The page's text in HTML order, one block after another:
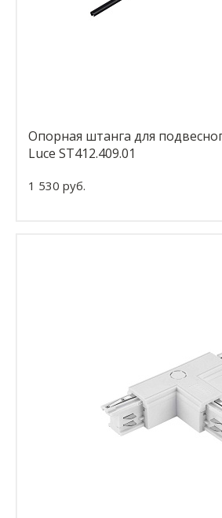
Опорная штанга для
Luce ST412.409.01
1 530 руб.